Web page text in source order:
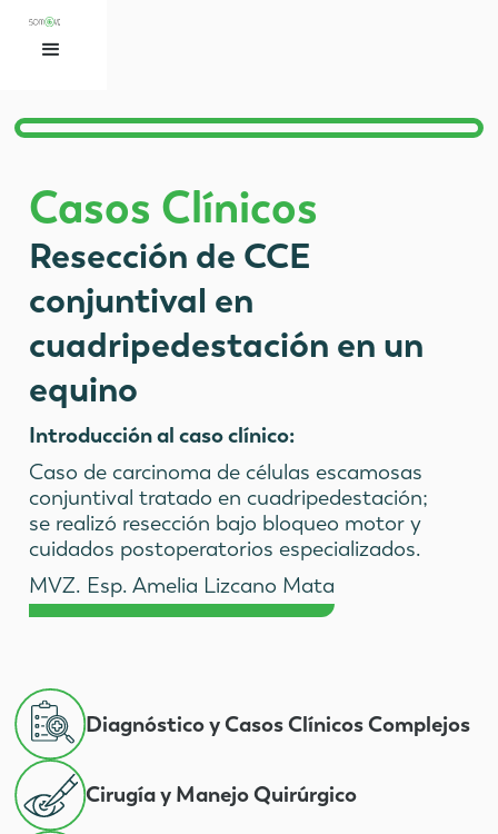
Casos Clínicos
Resección de CCE
conjuntival en
cuadripedestación en un
equino
Introducción al caso clínico:
Caso de carcinoma de células escamosas
conjuntival tratado en cuadripedestación;
se realizó resección bajo bloqueo motor y
cuidados postoperatorios especializados.
MVZ. Esp. Amelia Lizcano Mata
Diagnóstico y Casos Clínicos Complejos
Cirugía y Manejo Quirúrgico